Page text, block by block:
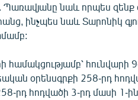
Պառավյանը նաև որպես զենք
ինչպես նաև Տարոնիկ
հունվարի
օրենսգրքի 258-րդ
րդ հոդվածի 3-րդ մասի 1-ին